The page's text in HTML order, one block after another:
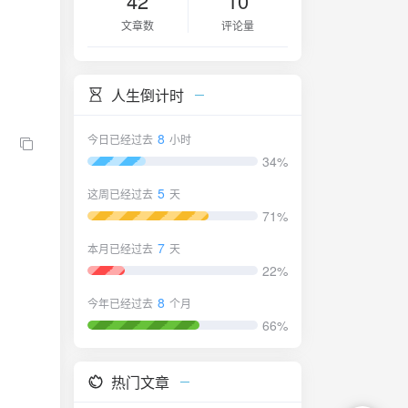
文章数 评论量
人生倒计时
今日已经过去 8 小时
34%
这周已经过去 5 天
71%
本月已经过去 7 天
22%
今年已经过去 8 个月
66%
热门文章